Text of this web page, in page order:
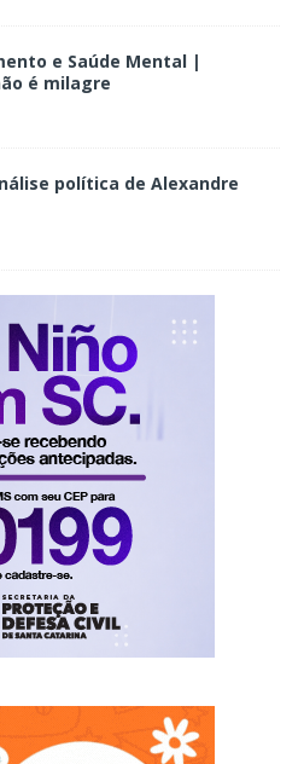
e Saúde Mental |
é milagre
política de Alexandre